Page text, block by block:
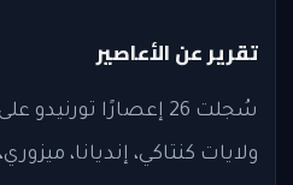
تقرير عن الأعاصير
سُجلت 26 إعصارًا
ولايات كنتاكي، إنديانا،